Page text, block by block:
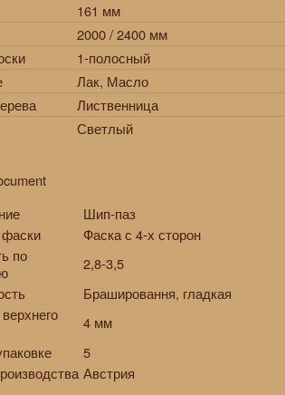
161 мм
2000 / 2400 мм
1-полосный
Лак, Масло
Лиственница
Светлый
Шип-паз
Фаска с 4-х сторон
по
2,8-3,5
Брашировання, гладкая
4 мм
5
Австрия